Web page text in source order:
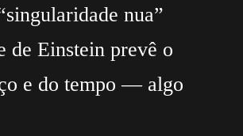
nua”
de Einstein prevê o
e do tempo — algo